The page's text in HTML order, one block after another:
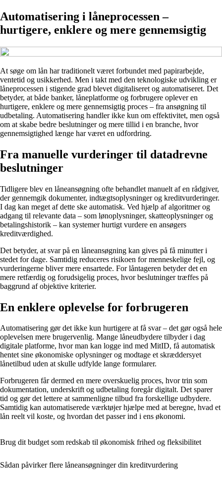
Automatisering i låneprocessen –
hurtigere, enklere og mere gennemsigtig
At søge om lån har traditionelt været forbundet med papirarbejde,
ventetid og usikkerhed. Men i takt med den teknologiske udvikling er
låneprocessen i stigende grad blevet digitaliseret og automatiseret. Det
betyder, at både banker, låneplatforme og forbrugere oplever en
hurtigere, enklere og mere gennemsigtig proces – fra ansøgning til
udbetaling. Automatisering handler ikke kun om effektivitet, men også
om at skabe bedre beslutninger og mere tillid i en branche, hvor
gennemsigtighed længe har været en udfordring.
Fra manuelle vurderinger til datadrevne
beslutninger
Tidligere blev en låneansøgning ofte behandlet manuelt af en rådgiver,
der gennemgik dokumenter, indtægtsoplysninger og kreditvurderinger.
I dag kan meget af dette ske automatisk. Ved hjælp af algoritmer og
adgang til relevante data – som lønoplysninger, skatteoplysninger og
betalingshistorik – kan systemer hurtigt vurdere en ansøgers
kreditværdighed.
Det betyder, at svar på en låneansøgning kan gives på få minutter i
stedet for dage. Samtidig reduceres risikoen for menneskelige fejl, og
vurderingerne bliver mere ensartede. For låntageren betyder det en
mere retfærdig og forudsigelig proces, hvor beslutninger træffes på
baggrund af objektive kriterier.
En enklere oplevelse for forbrugeren
Automatisering gør det ikke kun hurtigere at få svar – det gør også hele
oplevelsen mere brugervenlig. Mange låneudbydere tilbyder i dag
digitale platforme, hvor man kan logge ind med MitID, få automatisk
hentet sine økonomiske oplysninger og modtage et skræddersyet
lånetilbud uden at skulle udfylde lange formularer.
Forbrugeren får dermed en mere overskuelig proces, hvor trin som
dokumentation, underskrift og udbetaling foregår digitalt. Det sparer
tid og gør det lettere at sammenligne tilbud fra forskellige udbydere.
Samtidig kan automatiserede værktøjer hjælpe med at beregne, hvad et
lån reelt vil koste, og hvordan det passer ind i ens økonomi.
Brug dit budget som redskab til økonomisk frihed og fleksibilitet
Sådan påvirker flere låneansøgninger din kreditvurdering